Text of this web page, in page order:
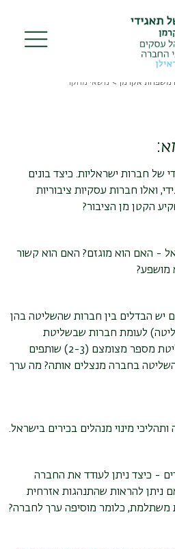
משפחת אקרמן נושאי מחקר
של חברות ישראליות. כיצד בונים
ואלו חברות עסקיות ציבוריות
הקטן מן הציבור?
- האם הוא מוגזם? האם הוא קשור
מושפע?
יש הבדלים בין חברות שהשליטה בהן
לעומת חברות שבשליטת
משפחה ו/או חברות שבשליטת מספר מצומצם (2-3) שותפים
בחברה מנצלים אותה? מה ערך
מינוי מנהלים בכירים בישראל.
- כיצד ניתן לעודד את החברה
ניתן להראות שהתנהגות אזרחית
כלומר מוסיפה ערך לחברה?